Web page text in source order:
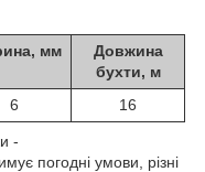
мм
Довжина
бухти, м
6 16
-
погодні умови, різні